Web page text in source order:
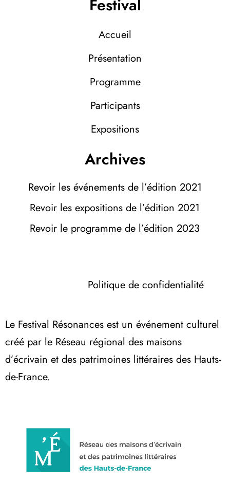
Festival
Accueil
Présentation
Programme
Participants
Expositions
Archives
Revoir les événements de l’édition 2021
Revoir les expositions de l’édition 2021
Revoir le programme de l’édition 2023
Politique de confidentialité
Le Festival Résonances est un événement culturel
créé par le Réseau régional des maisons
d’écrivain et des patrimoines littéraires des Hauts-
de-France.